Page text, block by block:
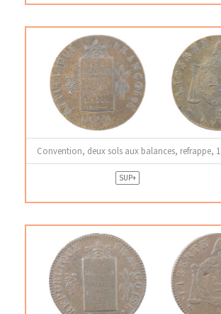
Convention, deux sols aux balances, refrappe,
SUP+